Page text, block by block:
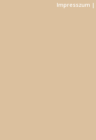
Impresszum |